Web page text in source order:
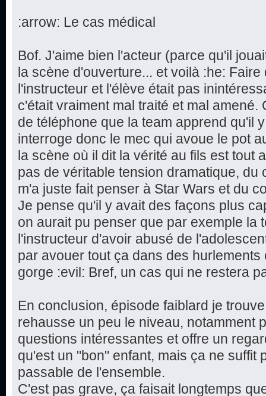
:arrow: Le cas médical
Bof. J'aime bien l'acteur (parce qu'il
la scène d'ouverture... et voilà :he:
l'instructeur et l'élève était pas
c'était vraiment mal traité et mal
de téléphone que la team apprend qu'il
interroge donc le mec qui avoue le pot
la scène où il dit la vérité au fils est tout
pas de véritable tension dramatique, du
m'a juste fait penser à Star Wars et du
Je pense qu'il y avait des façons plus
on aurait pu penser que par exemple la
l'instructeur d'avoir abusé de
par avouer tout ça dans des
gorge :evil: Bref, un cas qui ne restera
En conclusion, épisode faiblard je
rehausse un peu le niveau, notamment
questions intéressantes et offre un
qu'est un "bon" enfant, mais ça ne suffit
passable de l'ensemble.
C'est pas grave, ça faisait longtemps